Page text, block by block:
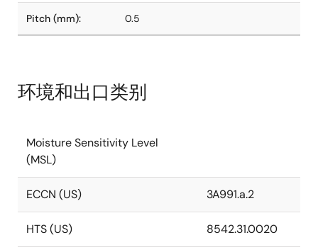
Pitch (mm): 0.5
环境和出口类别
Moisture Sensitivity Level
(MSL)
ECCN (US) 3A991.a.2
HTS (US) 8542.31.0020